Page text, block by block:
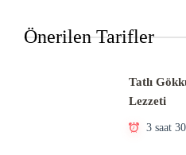
Önerilen Tarifler
Tatlı
Lezzeti
3 saat